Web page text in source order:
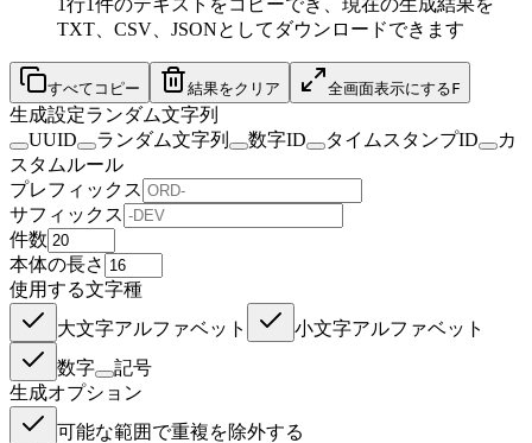
TXT、CSV、JSONとしてダウンロードできます
すべてコピー 結果をクリア 全画面表示にするF
生成設定ランダム文字列
UUID
ランダム文字列 数字ID タイムスタンプID
カ
スタムルール
プレフィックス
サフィックス
件数
本体の長さ
使用する文字種
大文字アルファベット
小文字アルファベット
数字
記号
生成オプション
可能な範囲で重複を除外する